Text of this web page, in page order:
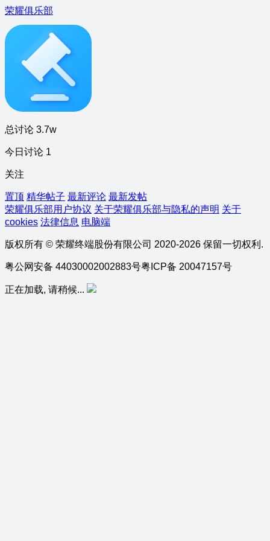
荣耀俱乐部
总讨论 3.7w
今日讨论 1
关注
置顶 精华帖子 最新评论 最新发帖
荣耀俱乐部用户协议 关于荣耀俱乐部与隐私的声明 关于
cookies 法律信息 电脑端
版权所有 © 荣耀终端股份有限公司 2020-2026 保留一切权利.
粤公网安备 44030002002883号粤ICP备 20047157号
正在加载, 请稍候...